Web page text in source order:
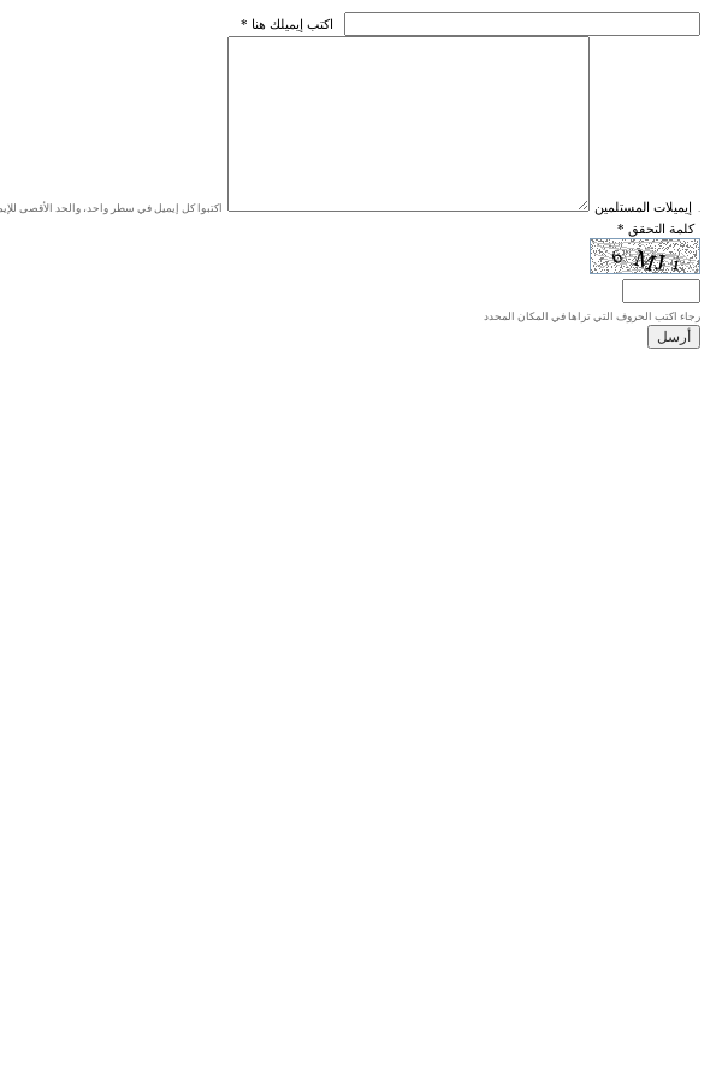
* اكتب إيميلك هنا
* إيميلات المستلمين اكتبوا كل إيميل في سطر واحد، والحد الأقصى للإيميلات هو 20 إيميلا.
* كلمة التحقق
رجاء اكتب الحروف التي تراها في المكان المحدد